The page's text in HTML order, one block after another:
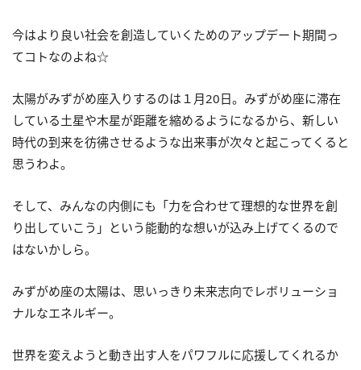
今はより良い社会を創造していくためのアップデート期間っ
てコトなのよね☆
太陽がみずがめ座入りするのは１月20日。みずがめ座に滞在
している土星や木星が距離を縮めるようになるから、新しい
時代の到来を彷彿させるような出来事が次々と起こってくると
思うわよ。
そして、みんなの内側にも「力を合わせて理想的な世界を創
り出していこう」という能動的な想いが込み上げてくるので
はないかしら。
みずがめ座の太陽は、思いっきり未来志向でレボリューショ
ナルなエネルギー。
世界を変えようと動き出す人をパワフルに応援してくれるか